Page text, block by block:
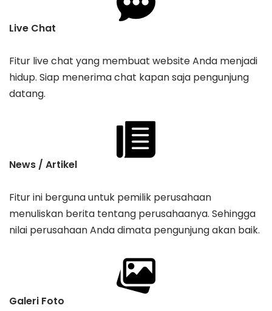
Live Chat
Fitur live chat yang membuat website Anda menjadi
hidup. Siap menerima chat kapan saja pengunjung
datang.
News / Artikel
Fitur ini berguna untuk pemilik perusahaan
menuliskan berita tentang perusahaanya. Sehingga
nilai perusahaan Anda dimata pengunjung akan baik.
Galeri Foto